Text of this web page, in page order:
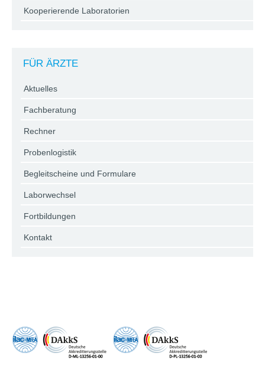
Kooperierende Laboratorien
FÜR ÄRZTE
Aktuelles
Fachberatung
Rechner
Probenlogistik
Begleitscheine und Formulare
Laborwechsel
Fortbildungen
Kontakt